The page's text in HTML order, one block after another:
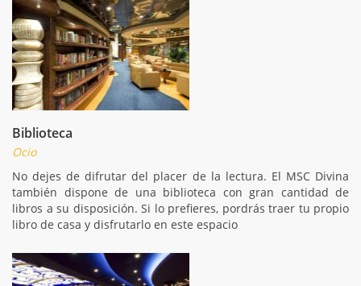
Biblioteca
Ocio
No dejes de difrutar del placer de la lectura. El MSC Divina
también dispone de una biblioteca con gran cantidad de
libros a su disposición. Si lo prefieres, pordrás traer tu propio
libro de casa y disfrutarlo en este espacio